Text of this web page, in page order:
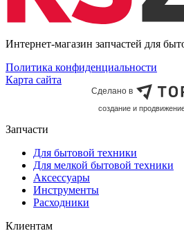
Интернет-магазин запчастей для
Политика конфиденциальности
Карта сайта
Сделано в
cоздание и
Запчасти
Для бытовой техники
Для мелкой бытовой техники
Аксессуары
Инструменты
Расходники
Клиентам